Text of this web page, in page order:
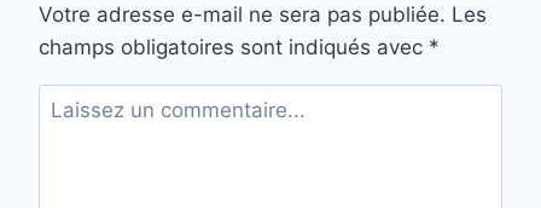
Votre adresse e-mail ne sera pas publiée. Les
champs obligatoires sont indiqués avec *